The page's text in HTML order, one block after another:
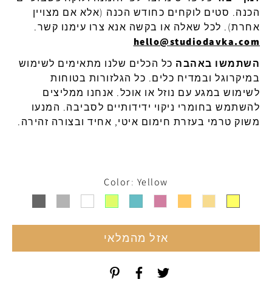
הכנה. סטים לוקחים כחודש הכנה (אלא אם מצויין
אחרת). לכל שאלה או בקשה אנא צרו עימנו קשר.
hello@studiodavka.com
השתמשו באהבה כל הכלים שלנו מתאימים לשימוש
במיקרוגל ובמדיח כלים. כל הגלזורות בטוחות
לשימוש במגע עם נוזל או אוכל. אנחנו ממליצים
להשתמש בחומרי ניקוי ידידותיים לסביבה. המנעו
משוק טרמי בעזרת חימום איטי, אחיד ובצורה זהירה.
Color Yellow
אזל מהמלאי